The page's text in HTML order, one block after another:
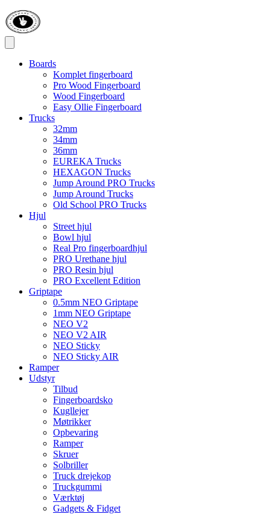
Boards
Komplet fingerboard
Pro Wood Fingerboard
Wood Fingerboard
Easy Ollie Fingerboard
Trucks
32mm
34mm
36mm
EUREKA Trucks
HEXAGON Trucks
Jump Around PRO Trucks
Jump Around Trucks
Old School PRO Trucks
Hjul
Street hjul
Bowl hjul
Real Pro fingerboardhjul
PRO Urethane hjul
PRO Resin hjul
PRO Excellent Edition
Griptape
0.5mm NEO Griptape
1mm NEO Griptape
NEO V2
NEO V2 AIR
NEO Sticky
NEO Sticky AIR
Ramper
Udstyr
Tilbud
Fingerboardsko
Kugllejer
Møtrikker
Opbevaring
Ramper
Skruer
Solbriller
Truck drejekop
Truckgummi
Værktøj
Gadgets & Fidget